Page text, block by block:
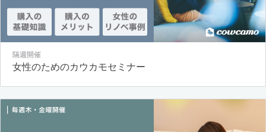
隔週開催
女性のためのカウカモセミナー